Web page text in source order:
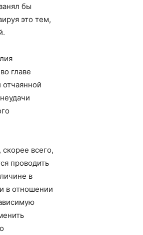
бы
это тем,
главе
отчаянной
всего,
проводить
в
в отношении